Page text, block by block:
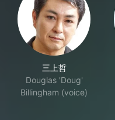
三上哲
Douglas 'Doug'
Billingham (voice)